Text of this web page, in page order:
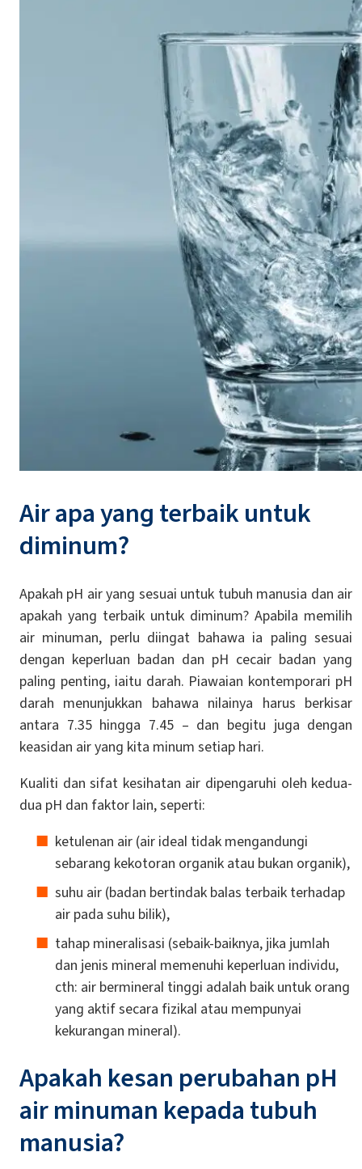
Air apa yang terbaik untuk
diminum?
Apakah pH air yang sesuai untuk tubuh manusia dan air
apakah yang terbaik untuk diminum? Apabila memilih
air minuman, perlu diingat bahawa ia paling sesuai
dengan keperluan badan dan pH cecair badan yang
paling penting, iaitu darah. Piawaian kontemporari pH
darah menunjukkan bahawa nilainya harus berkisar
antara 7.35 hingga 7.45 – dan begitu juga dengan
keasidan air yang kita minum setiap hari.
Kualiti dan sifat kesihatan air dipengaruhi oleh kedua-
dua pH dan faktor lain, seperti:
ketulenan air (air ideal tidak mengandungi
sebarang kekotoran organik atau bukan organik),
suhu air (badan bertindak balas terbaik terhadap
air pada suhu bilik),
tahap mineralisasi (sebaik-baiknya, jika jumlah
dan jenis mineral memenuhi keperluan individu,
cth: air bermineral tinggi adalah baik untuk orang
yang aktif secara fizikal atau mempunyai
kekurangan mineral).
Apakah kesan perubahan pH
air minuman kepada tubuh
manusia?